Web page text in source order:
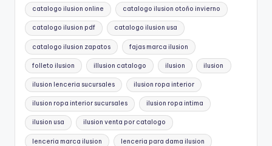
catalogo ilusion online catalogo ilusion otoño invierno
catalogo ilusion pdf catalogo ilusion usa
catalogo ilusion zapatos fajas marca ilusion
folleto ilusion illusion catalogo ilusion ilusion
ilusion lenceria sucursales ilusion ropa interior
ilusion ropa interior sucursales ilusion ropa intima
ilusion usa ilusion venta por catalogo
lenceria marca ilusion lenceria para dama ilusion